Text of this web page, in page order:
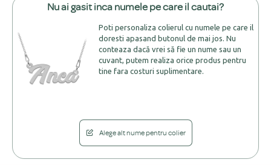
Nu ai gasit inca numele pe care il cautai?
Poti personaliza colierul cu numele pe care il
doresti apasand butonul de mai jos. Nu
conteaza dacă vrei să fie un nume sau un
cuvant, putem realiza orice produs pentru
tine fara costuri suplimentare.
Alege alt nume pentru colier